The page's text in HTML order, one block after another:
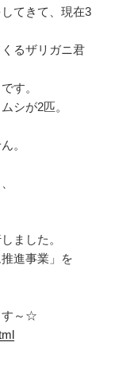
てきて、現在3
るザリガニ君
す。
シが2匹。
。
ました。
進事業」を
す～☆